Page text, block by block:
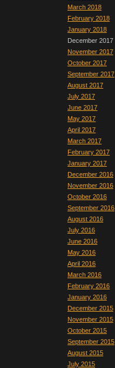
March 2018
February 2018
January 2018
December 2017
November 2017
October 2017
September 2017
August 2017
July 2017
June 2017
May 2017
April 2017
March 2017
February 2017
January 2017
December 2016
November 2016
October 2016
September 2016
August 2016
July 2016
June 2016
May 2016
April 2016
March 2016
February 2016
January 2016
December 2015
November 2015
October 2015
September 2015
August 2015
July 2015